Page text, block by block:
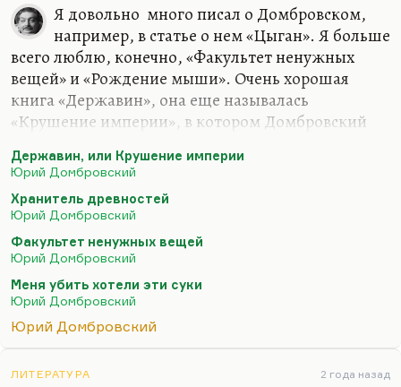
Я довольно много писал о Домбровском,
например, в статье о нем «Цыган». Я больше
всего люблю, конечно, «Факультет ненужных
вещей» и «Рождение мыши». Очень хорошая
книга «Державин», она еще называлась
«Крушение империи», в котором Домбровский
стилистике допросов, о переполненных тюрьмах,
о ночных вызовах, об арестах; о том, как люди
вынуждены придумывать сами себе
преступления, а потом сами себя оговаривать. Все
рассказано под предлогом борьбы с
пугачевщиной. Гениальный роман.
Юрий Домбровский был гениальный человек. А
два его величайших вклада в русскую литературу
суки», апокриф…
Державин, или Крушение империи
Юрий Домбровский
Хранитель древностей
Юрий Домбровский
Факультет ненужных вещей
Юрий Домбровский
Меня убить хотели эти суки
Юрий Домбровский
Юрий Домбровский
ЛИТЕРАТУРА 2 года назад